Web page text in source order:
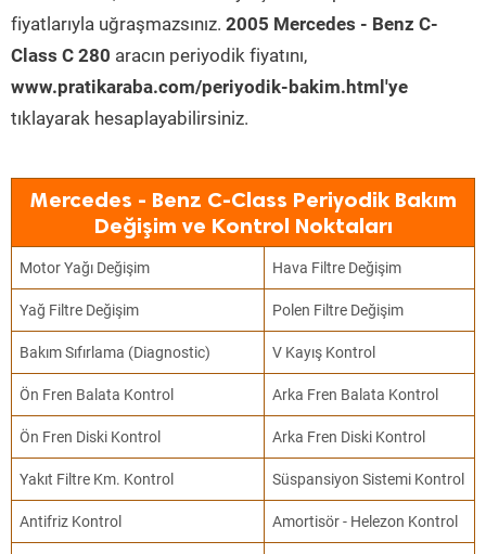
fiyatlarıyla uğraşmazsınız. 2005 Mercedes - Benz C-
Class C 280 aracın periyodik fiyatını,
www.pratikaraba.com/periyodik-bakim.html'ye
tıklayarak hesaplayabilirsiniz.
Mercedes - Benz C-Class Periyodik Bakım
Değişim ve Kontrol Noktaları
Motor Yağı Değişim Hava Filtre Değişim
Yağ Filtre Değişim Polen Filtre Değişim
Bakım Sıfırlama (Diagnostic) V Kayış Kontrol
Ön Fren Balata Kontrol Arka Fren Balata Kontrol
Ön Fren Diski Kontrol Arka Fren Diski Kontrol
Yakıt Filtre Km. Kontrol Süspansiyon Sistemi Kontrol
Antifriz Kontrol Amortisör - Helezon Kontrol